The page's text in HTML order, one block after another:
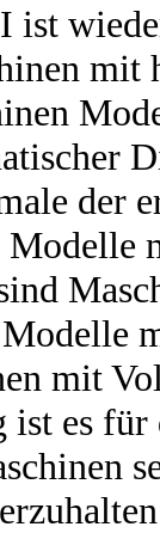
ist
mit
der
mit
ist es